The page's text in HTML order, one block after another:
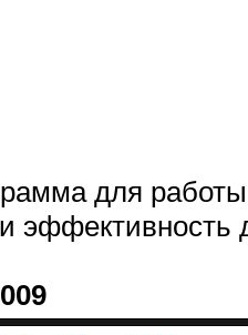
для
эффективность